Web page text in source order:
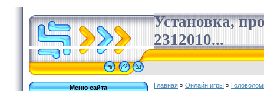
Установка,
2312010...
Меню сайта
Главная » Онлайн игры »